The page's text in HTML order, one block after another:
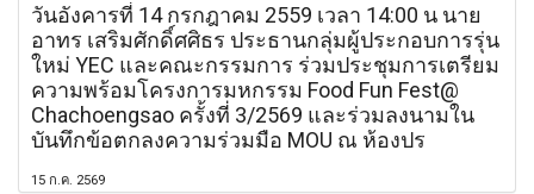
วันอังคารที่ 14 กรกฎาคม 2559 เวลา 14:00 น นาย
อาทร เสริมศักดิ์ศศิธร ประธานกลุ่มผู้ประกอบการรุ่น
ใหม่ YEC และคณะกรรมการ ร่วมประชุมการเตรียม
ความพร้อมโครงการมหกรรม Food Fun Fest@
Chachoengsao ครั้งที่ 3/2569 และร่วมลงนามใน
บันทึกข้อตกลงความร่วมมือ MOU ณ ห้องปร
15 ก.ค. 2569